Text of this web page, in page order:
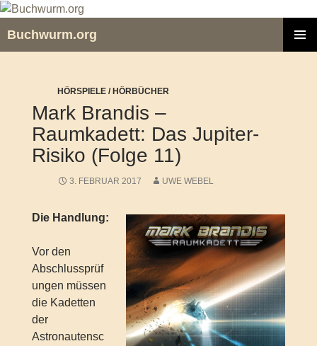
Zum
springen
Buchwurm.org
HÖRSPIELE / HÖRBÜCHER
Mark Brandis –
Raumkadett: Das Jupiter-
Risiko (Folge 11)
3. FEBRUAR 2017 UWE WEBEL
Die Handlung:
Vor den
Abschlussprüf
ungen müssen
die Kadetten
der
Astronautensc